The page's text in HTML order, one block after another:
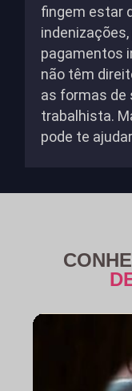
fingem estar
pagamentos
não têm
as formas de
trabalhista.
pode te